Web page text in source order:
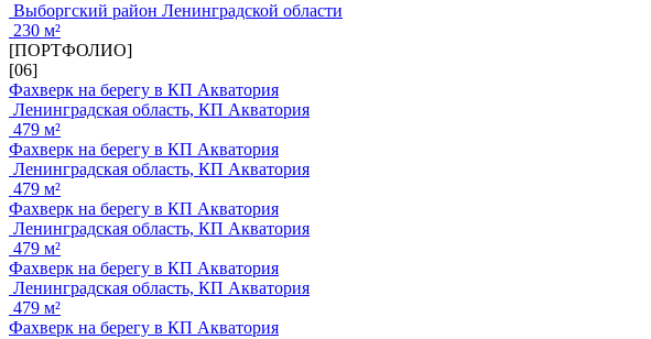
Выборгский район Ленинградской области
230 м²
[ПОРТФОЛИО]
[06]
Фахверк на берегу в КП Акватория
Ленинградская область, КП Акватория
479 м²
Фахверк на берегу в КП Акватория
Ленинградская область, КП Акватория
479 м²
Фахверк на берегу в КП Акватория
Ленинградская область, КП Акватория
479 м²
Фахверк на берегу в КП Акватория
Ленинградская область, КП Акватория
479 м²
Фахверк на берегу в КП Акватория